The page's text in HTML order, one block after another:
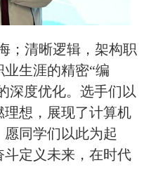
；清晰逻辑，架构职
生涯的精密“编
深度优化。选手们以
想，展现了计算机
同学们以此为起
斗定义未来，在时代